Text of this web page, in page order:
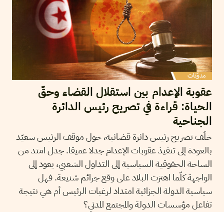
عقوبة الإعدام بين استقلال القضاء وحقّ
الحياة: قراءة في تصريح رئيس الدائرة
الجناحية
خلّف تصريح رئيس دائرة قضائية، حول موقف الرئيس سعيّد
بالعودة إلى تنفيذ عقوبات الإعدام جدلا عميقا. جدل امتد من
الساحة الحقوقية السياسية إلى التداول الشعبي، يعود إلى
الواجهة كلّما اهتزت البلاد على وقع جرائم شنيعة. فهل
سياسية الدولة الجزائية امتداد لرغبات الرئيس أم هي نتيجة
تفاعل مؤسسات الدولة والمجتمع المدني؟